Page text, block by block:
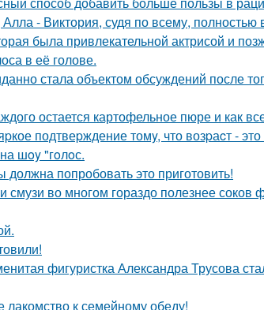
- Виктория, судя по всему, полностью
была привлекательной актрисой и
в её голове.
стала объектом обсуждений после
остается картофельное пюре и как
подтвеpждение томy, что возpаcт -
шoy "гoлoс.
попробовать это приготовить!
во многом гораздо полезнее соков
фигуристка Александра Трусова
лакомство к семейному обеду!